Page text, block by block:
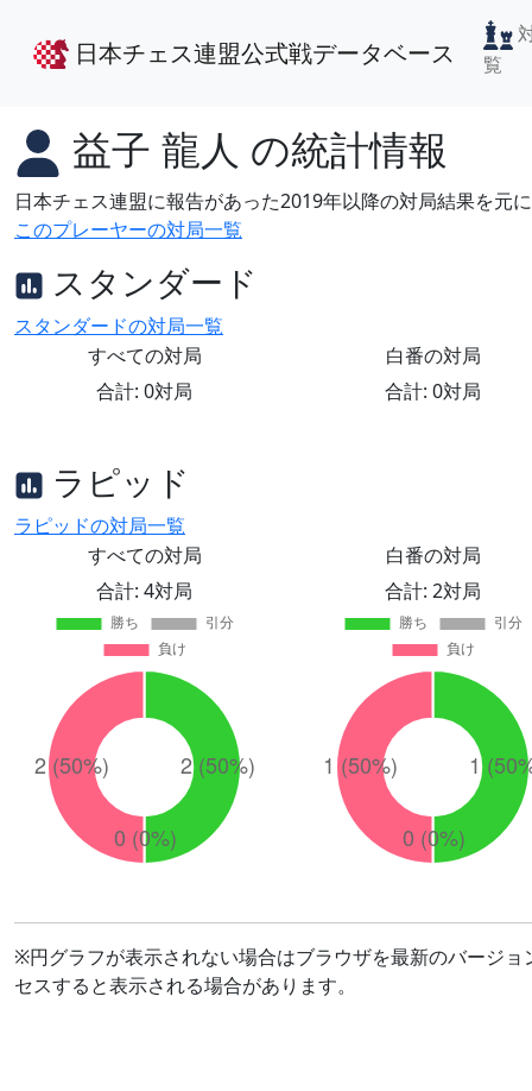
日本チェス連盟公式戦データベース
覧
益子 龍人 の統計情報
日本チェス連盟に報告があった2019年以降の対局結果を元
このプレーヤーの対局一覧
スタンダード
スタンダードの対局一覧
すべての対局
合計: 0対局
白番の対局
合計: 0対局
ラピッド
ラピッドの対局一覧
すべての対局
合計: 4対局
白番の対局
合計: 2対局
※円グラフが表示されない場合はブラウザを最新のバージ
セスすると表示される場合があります。